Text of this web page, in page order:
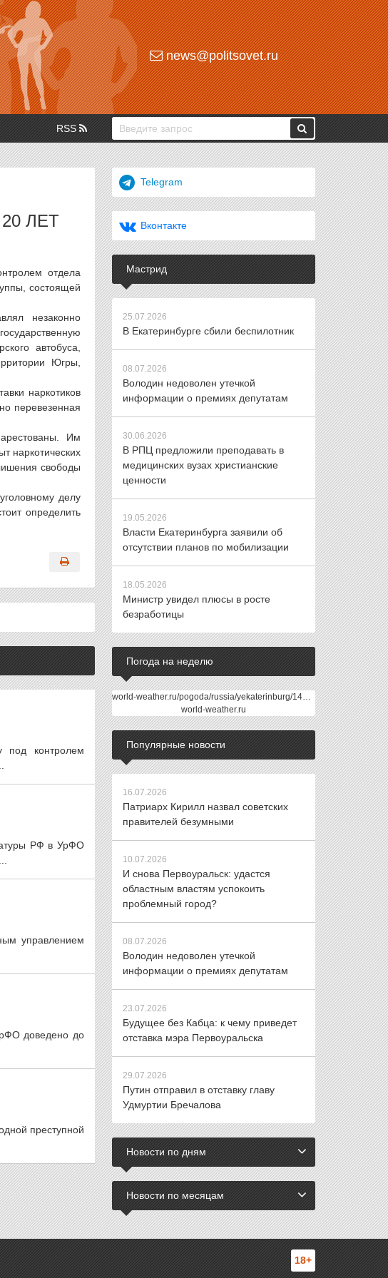
news@politsovet.ru
RSS
ЛЕТ
отдела
состоящей
незаконно
автобуса,
Югры,
наркотиков
перевезенная
Им
наркотических
свободы
делу
определить
под контролем
РФ в УрФО
управлением
доведено до
преступной
Telegram
Вконтакте
Мастрид
25.07.2026
В Екатеринбурге сбили беспилотник
08.07.2026
Володин недоволен утечкой
информации о премиях депутатам
30.06.2026
В РПЦ предложили преподавать в
медицинских вузах христианские
ценности
19.05.2026
Власти Екатеринбурга заявили об
отсутствии планов по мобилизации
18.05.2026
Министр увидел плюсы в росте
безработицы
Погода на неделю
world-weather.ru/pogoda/russia/yekaterinburg/14days/
world-weather.ru
Популярные новости
16.07.2026
Патриарх Кирилл назвал советских
правителей безумными
10.07.2026
И снова Первоуральск: удастся
областным властям успокоить
проблемный город?
08.07.2026
Володин недоволен утечкой
информации о премиях депутатам
23.07.2026
Будущее без Кабца: к чему приведет
отставка мэра Первоуральска
29.07.2026
Путин отправил в отставку главу
Удмуртии Бречалова
Новости по дням
Новости по месяцам
18+